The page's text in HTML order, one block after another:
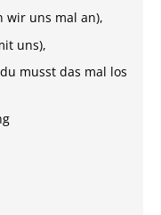
wir uns mal an),
uns),
musst das mal los